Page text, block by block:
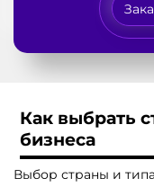
Как выбрать
бизнеса
Выбор страны и